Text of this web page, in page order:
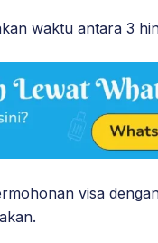
waktu antara 3
visa